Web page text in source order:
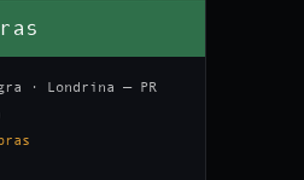
· Londrina — PR